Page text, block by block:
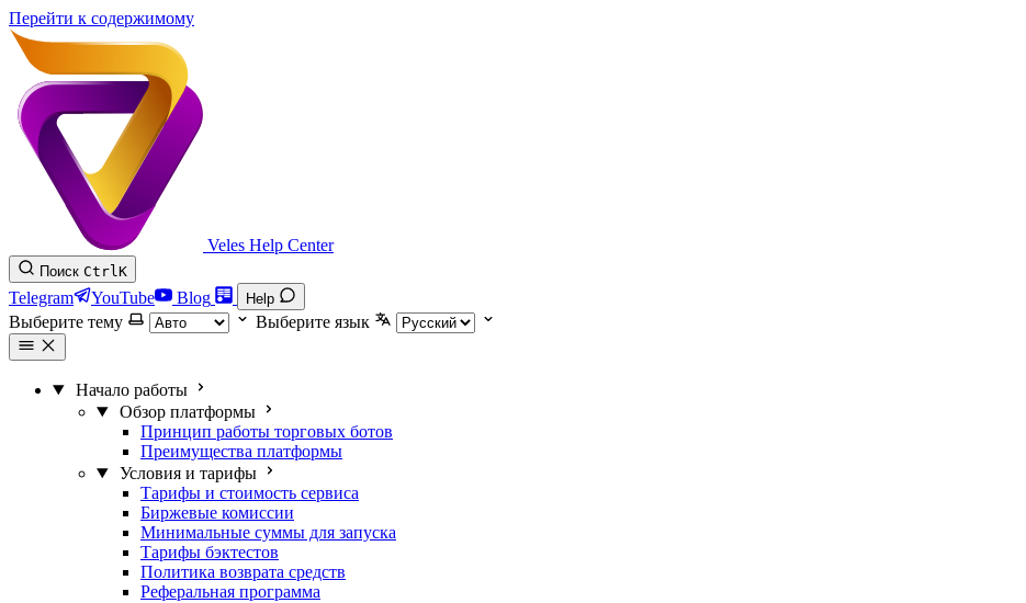
Перейти к содержимому
Veles Help Center
Поиск CtrlK
Telegram YouTube Blog Help
Выберите тему Выберите язык
Начало работы
Обзор платформы
Принцип работы торговых ботов
Преимущества платформы
Условия и тарифы
Тарифы и стоимость сервиса
Биржевые комиссии
Минимальные суммы для запуска
Тарифы бэктестов
Политика возврата средств
Реферальная программа